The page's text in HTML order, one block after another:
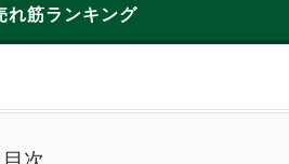
れ筋ランキング
目次